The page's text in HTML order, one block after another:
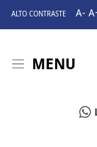
ALTO CONTRASTE A-
MENU